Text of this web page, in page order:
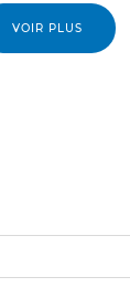
VOIR PLUS